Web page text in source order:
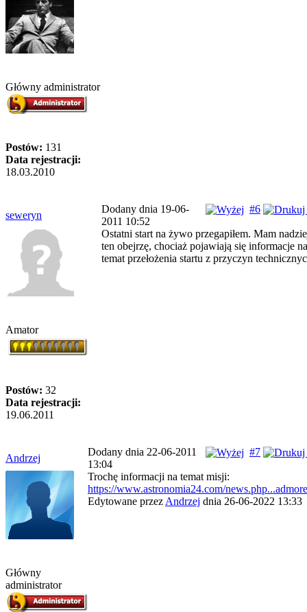
Główny administrator
Postów: 131
Data rejestracji:
18.03.2010
seweryn
#6
Dodany dnia 19-06-
2011 10:52
Amator
Postów: 32
Data rejestracji:
19.06.2011
Ostatni start na żywo przegapiłem. Mam
ten obejrzę, chociaż pojawiają się informacje na
temat przełożenia startu z przyczyn
Andrzej
#7
Dodany dnia 22-06-2011
13:04
Główny
administrator
Trochę informacji na temat misji:
https://www.astronomia24.com/
Edytowane przez Andrzej dnia 26-06-2022 13:33